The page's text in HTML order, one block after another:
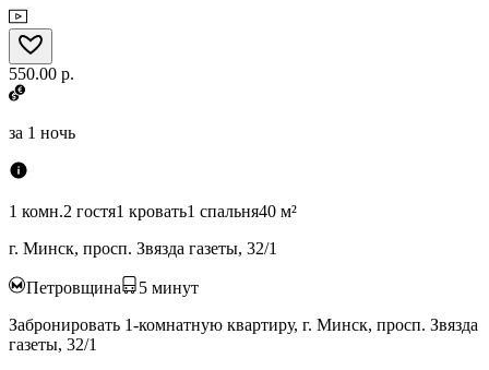
550.00 р.
за 1 ночь
1 комн.2 гостя1 кровать1 спальня40 м²
г. Минск, просп. Звязда газеты, 32/1
Петровщина 5 минут
Забронировать 1-комнатную квартиру, г. Минск, просп. Звязда
газеты, 32/1